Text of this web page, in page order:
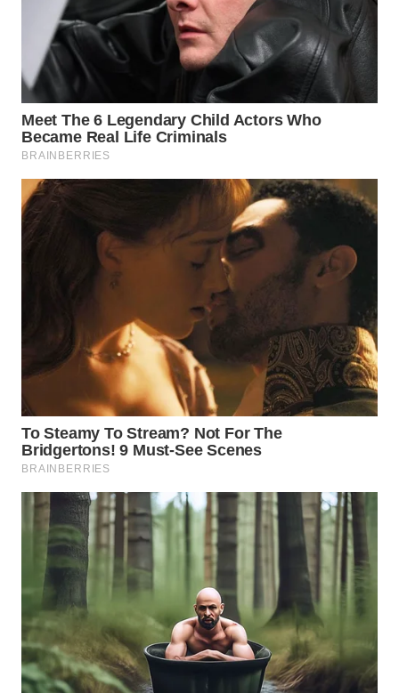
WN
MADURA
WN
SURABAYA
NATUNA
WN
WN
LABUANBAJO
WN
BORNEO
Wahana
Group
WAHANA
NEWS